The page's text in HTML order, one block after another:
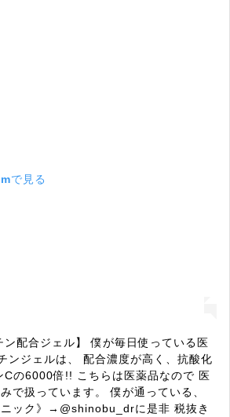
で見る
ン配合ジェル】 僕が毎日使っている医
ンジェルは、 配合濃度が高く、抗酸化
Cの6000倍!! こちらは医薬品なので 医
で扱っています。 僕が通っている、
ニック》→@shinobu_drに是非 税抜き